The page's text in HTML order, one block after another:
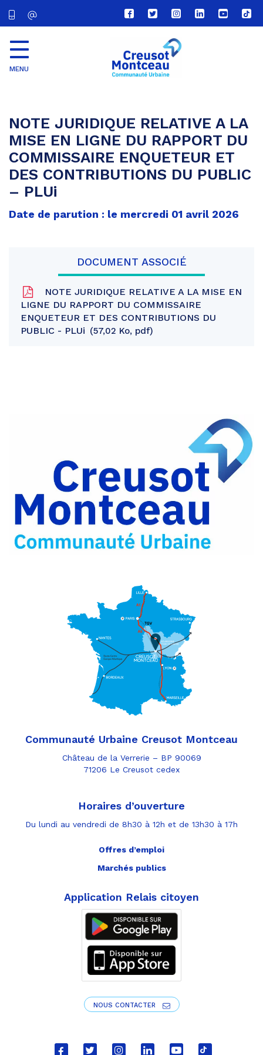
Lien
vers
compte
Facebook
Lien
vers
compte
Twitter
Lien
vers
le
compte
Lien
vers
Lien
vers
Lien
vers
MENU
NOTE JURIDIQUE RELATIVE A LA
MISE EN LIGNE DU RAPPORT DU
COMMISSAIRE ENQUETEUR ET
DES CONTRIBUTIONS DU PUBLIC
– PLUi
Date de parution : le mercredi 01 avril 2026
DOCUMENT ASSOCIÉ
NOTE JURIDIQUE RELATIVE A LA MISE EN
LIGNE DU RAPPORT DU COMMISSAIRE
ENQUETEUR ET DES CONTRIBUTIONS DU
PUBLIC - PLUi
57,02 Ko, pdf
Facebook
Partager
Twitter
Partager
par
e-
mail
Communauté Urbaine Creusot Montceau
Château de la Verrerie – BP 90069
71206 Le Creusot cedex
Horaires d’ouverture
Du lundi au vendredi de 8h30 à 12h et de 13h30 à 17h
Offres d’emploi
Marchés publics
Application Relais citoyen
NOUS CONTACTER